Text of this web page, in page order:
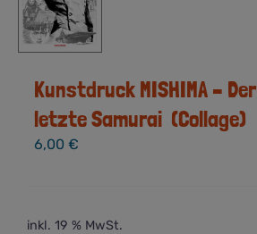
Kunstdruck MISHIMA – Der
letzte Samurai (Collage)
6,00 €
inkl. 19 % MwSt.